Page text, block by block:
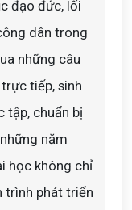
đạo đức, lối
dân trong
những câu
tiếp, sinh
tập, chuẩn bị
năm
học không chỉ
trình phát triển